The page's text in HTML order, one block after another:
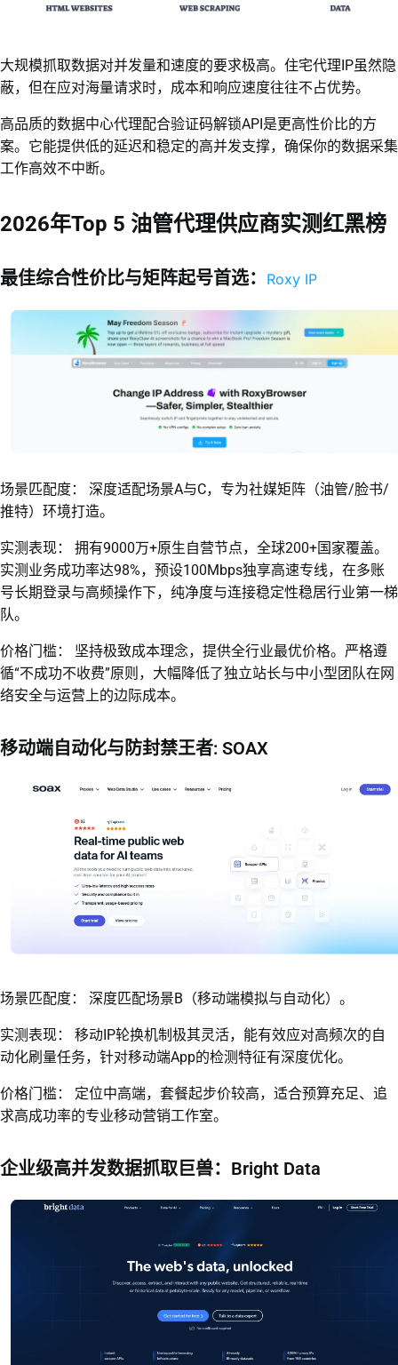
大规模抓取数据对并发量和速度的要求极高。住宅代理IP虽然隐
蔽，但在应对海量请求时，成本和响应速度往往不占优势。
高品质的数据中心代理配合验证码解锁API是更高性价比的方
案。它能提供低的延迟和稳定的高并发支撑，确保你的数据采集
工作高效不中断。
2026年Top 5 油管代理供应商实测红黑榜
最佳综合性价比与矩阵起号首选： Roxy IP
场景匹配度： 深度适配场景A与C，专为社媒矩阵（油管/脸书/
推特）环境打造。
实测表现： 拥有9000万+原生自营节点，全球200+国家覆盖。
实测业务成功率达98%，预设100Mbps独享高速专线，在多账
号长期登录与高频操作下，纯净度与连接稳定性稳居行业第一梯
队。
价格门槛： 坚持极致成本理念，提供全行业最优价格。严格遵
循“不成功不收费”原则，大幅降低了独立站长与中小型团队在网
络安全与运营上的边际成本。
移动端自动化与防封禁王者: SOAX
场景匹配度： 深度匹配场景B（移动端模拟与自动化）。
实测表现： 移动IP轮换机制极其灵活，能有效应对高频次的自
动化刷量任务，针对移动端App的检测特征有深度优化。
价格门槛： 定位中高端，套餐起步价较高，适合预算充足、追
求高成功率的专业移动营销工作室。
企业级高并发数据抓取巨兽：Bright Data